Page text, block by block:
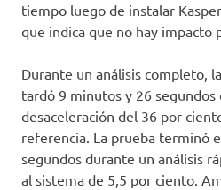
tiempo luego de instalar
que indica que no hay impacto
Durante un análisis completo,
tardó 9 minutos y 26
desaceleración del 36 por
referencia. La prueba terminó
segundos durante un análisis
al sistema de 5,5 por ciento.